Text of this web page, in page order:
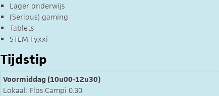
Lager onderwijs
(Serious) gaming
Tablets
STEM Fyxxi
Tijdstip
Voormiddag (10u00-12u30)
Lokaal: Flos Campi 0.30